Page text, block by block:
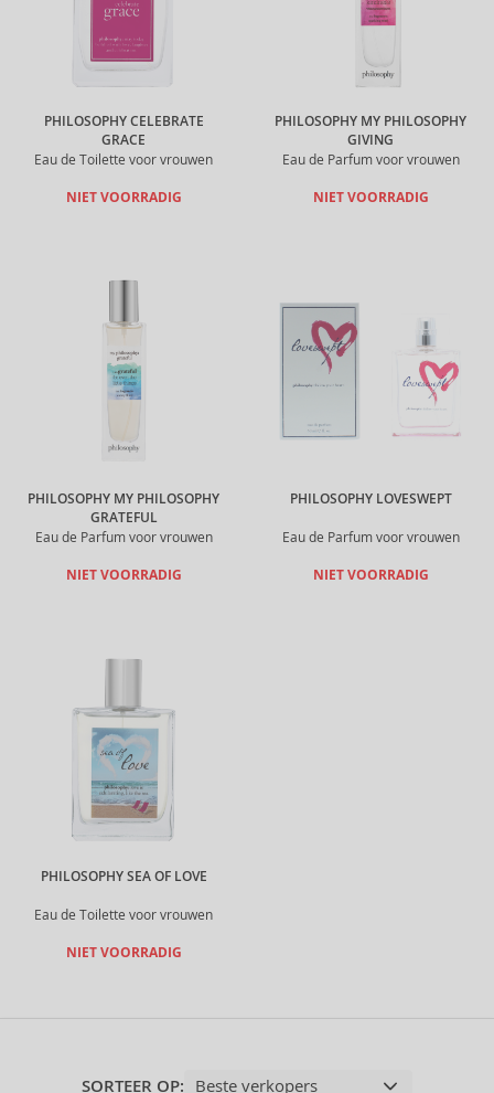
PHILOSOPHY CELEBRATE
GRACE
Eau de Toilette voor vrouwen
NIET VOORRADIG
PHILOSOPHY MY PHILOSOPHY
GIVING
Eau de Parfum voor vrouwen
NIET VOORRADIG
PHILOSOPHY MY PHILOSOPHY
GRATEFUL
Eau de Parfum voor vrouwen
NIET VOORRADIG
PHILOSOPHY LOVESWEPT
Eau de Parfum voor vrouwen
NIET VOORRADIG
PHILOSOPHY SEA OF LOVE
Eau de Toilette voor vrouwen
NIET VOORRADIG
SORTEER OP: